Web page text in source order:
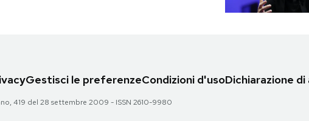
Gestisci le preferenzeCondizioni d'usoDichiarazione
419 del 28 settembre 2009 - ISSN 2610-9980